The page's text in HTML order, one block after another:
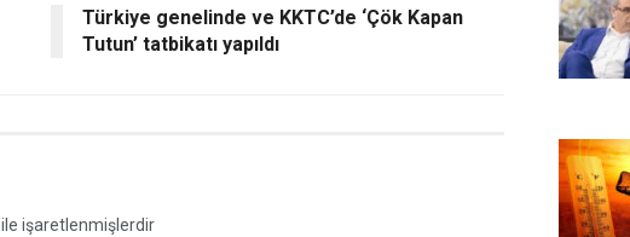
Türkiye genelinde ve KKTC’de ‘Çök Kapan
Tutun’ tatbikatı yapıldı
ile işaretlenmişlerdir